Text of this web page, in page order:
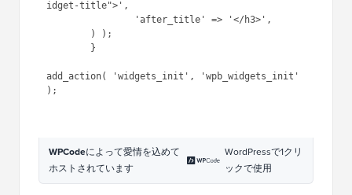
idget-title">',
add_action( 'widgets_init', 'wpb_widgets_init'
);
WPCodeによって愛情を込めて
ホストされています
WordPressで1クリ
ックで使用